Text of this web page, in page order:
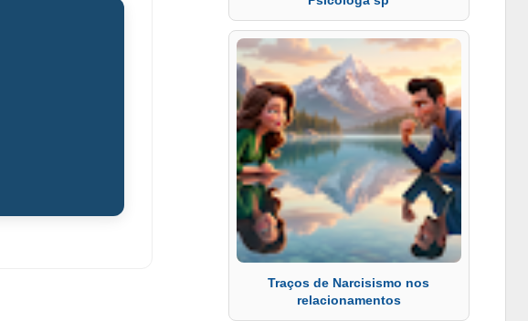
Traços de Narcisismo nos
relacionamentos